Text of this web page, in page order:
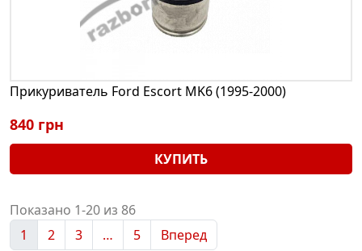
Прикуриватель Ford Escort MK6 (1995-2000)
840 грн
КУПИТЬ
Показано 1-20 из 86
1
2 3 … 5 Вперед